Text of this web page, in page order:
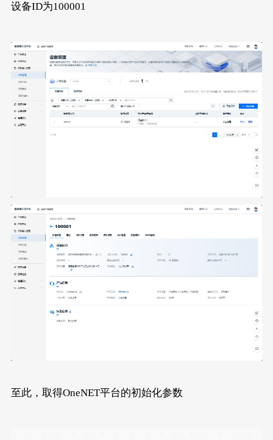
设备ID为100001
至此，取得OneNET平台的初始化参数